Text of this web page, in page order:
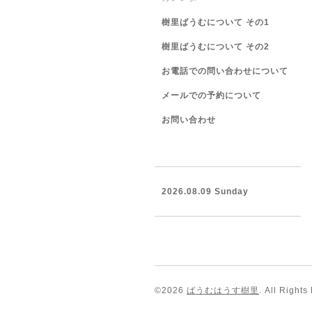
樹里ばうむについて その1
樹里ばうむについて その2
お電話での問い合わせについて
メールでの予約について
お問い合わせ
2026.08.09 Sunday
©2026 ばうむはうす樹里 . All Rights